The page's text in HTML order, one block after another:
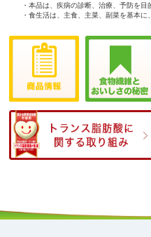
・本品は、疾病の診断、治療、予防を目
・食生活は、主食、主菜、副菜を基本に